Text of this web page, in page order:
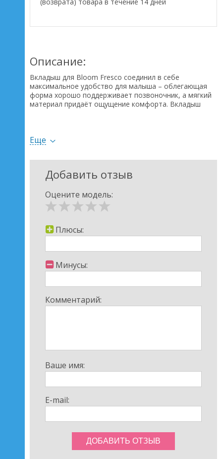
Описание:
Вкладыш для Bloom Fresco соединил в себе
максимальное удобство для малыша – облегающая
форма хорошо поддерживает позвоночник, а мягкий
материал придаёт ощущение комфорта. Вкладыш
Еще
Добавить отзыв
Оцените модель:
Плюсы:
Минусы:
Комментарий:
Ваше имя:
E-mail: